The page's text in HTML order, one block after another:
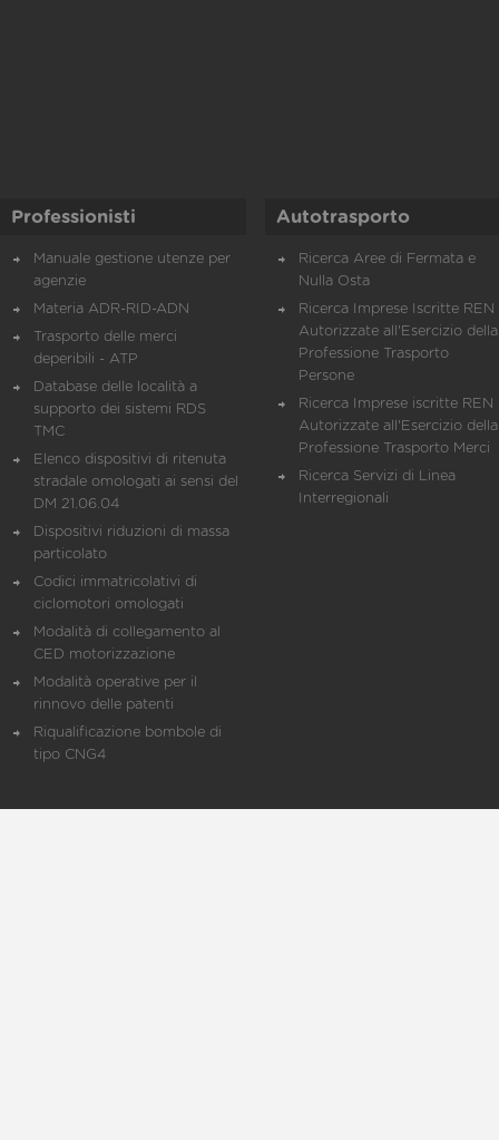
Professionisti
Manuale gestione utenze per
agenzie
Materia ADR-RID-ADN
Trasporto delle merci
deperibili - ATP
Database delle località a
supporto dei sistemi RDS
TMC
Elenco dispositivi di ritenuta
stradale omologati ai sensi del
DM 21.06.04
Dispositivi riduzioni di massa
particolato
Codici immatricolativi di
ciclomotori omologati
Modalità di collegamento al
CED motorizzazione
Modalità operative per il
rinnovo delle patenti
Riqualificazione bombole di
tipo CNG4
Autotrasporto
Ricerca Aree di Fermata e
Nulla Osta
Ricerca Imprese Iscritte REN
Autorizzate all'Esercizio della
Professione Trasporto
Persone
Ricerca Imprese iscritte REN
Autorizzate all'Esercizio della
Professione Trasporto Merci
Ricerca Servizi di Linea
Interregionali